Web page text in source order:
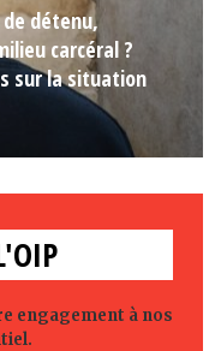
détenu,
carcéral ?
sur la situation
engagement à nos